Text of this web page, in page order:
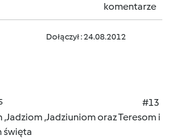
komentarze
Dołączył : 24.08.2012
#13
,Jadziuniom oraz Teresom i
święta